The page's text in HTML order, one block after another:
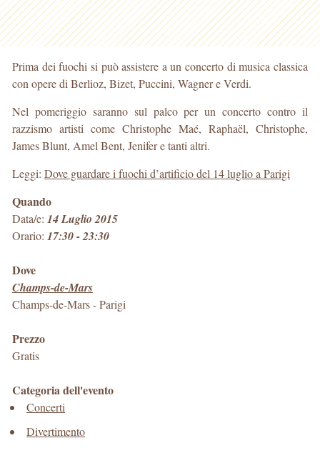
Prima dei fuochi si può assistere a un concerto di musica classica
con opere di Berlioz, Bizet, Puccini, Wagner e Verdi.
Nel pomeriggio saranno sul palco per un concerto contro il
razzismo artisti come Christophe Maé, Raphaël, Christophe,
James Blunt, Amel Bent, Jenifer e tanti altri.
Leggi: Dove guardare i fuochi d’artificio del 14 luglio a Parigi
Quando
Data/e: 14 Luglio 2015
Orario: 17:30 - 23:30
Dove
Champs-de-Mars
Champs-de-Mars-Parigi
Prezzo
Gratis
Categoria dell'evento
Concerti
Divertimento